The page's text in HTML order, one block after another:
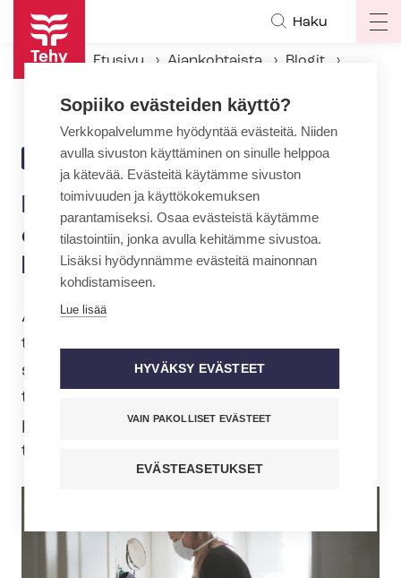
Hyppää
pääsisältöön
Haku
Etusivu Ajankohtaista
Blogit
BLOGI 15.5.2020 | 10:23
Kirurginen suojus on
ensisijainen – kankaisen
kuiduista hengitysoireita
Asiakkaiden kanssa lähikontaktissa
työskentelevien on käytettävä suojusta
sosiaalihuollon ym­pä­ri­vuo­ro­kau­ti­sis­sa
toi­min­tayk­si­köis­sä ja kotiin annettavissa
palveluissa. Näin määrää sosiaali- ja
terveysministeriö.
Sopiiko evästeiden käyttö?
Verkkopalvelumme hyödyntää evästeitä. Niiden
avulla sivuston käyttäminen on sinulle helppoa
ja kätevää. Evästeitä käytämme sivuston
toimivuuden ja käyttökokemuksen
parantamiseksi. Osaa evästeistä käytämme
tilastointiin, jonka avulla kehitämme sivustoa.
Lisäksi hyödynnämme evästeitä mainonnan
kohdistamiseen.
Lue lisää
HYVÄKSY EVÄSTEET
VAIN PAKOLLISET EVÄSTEET
EVÄSTEASETUKSET